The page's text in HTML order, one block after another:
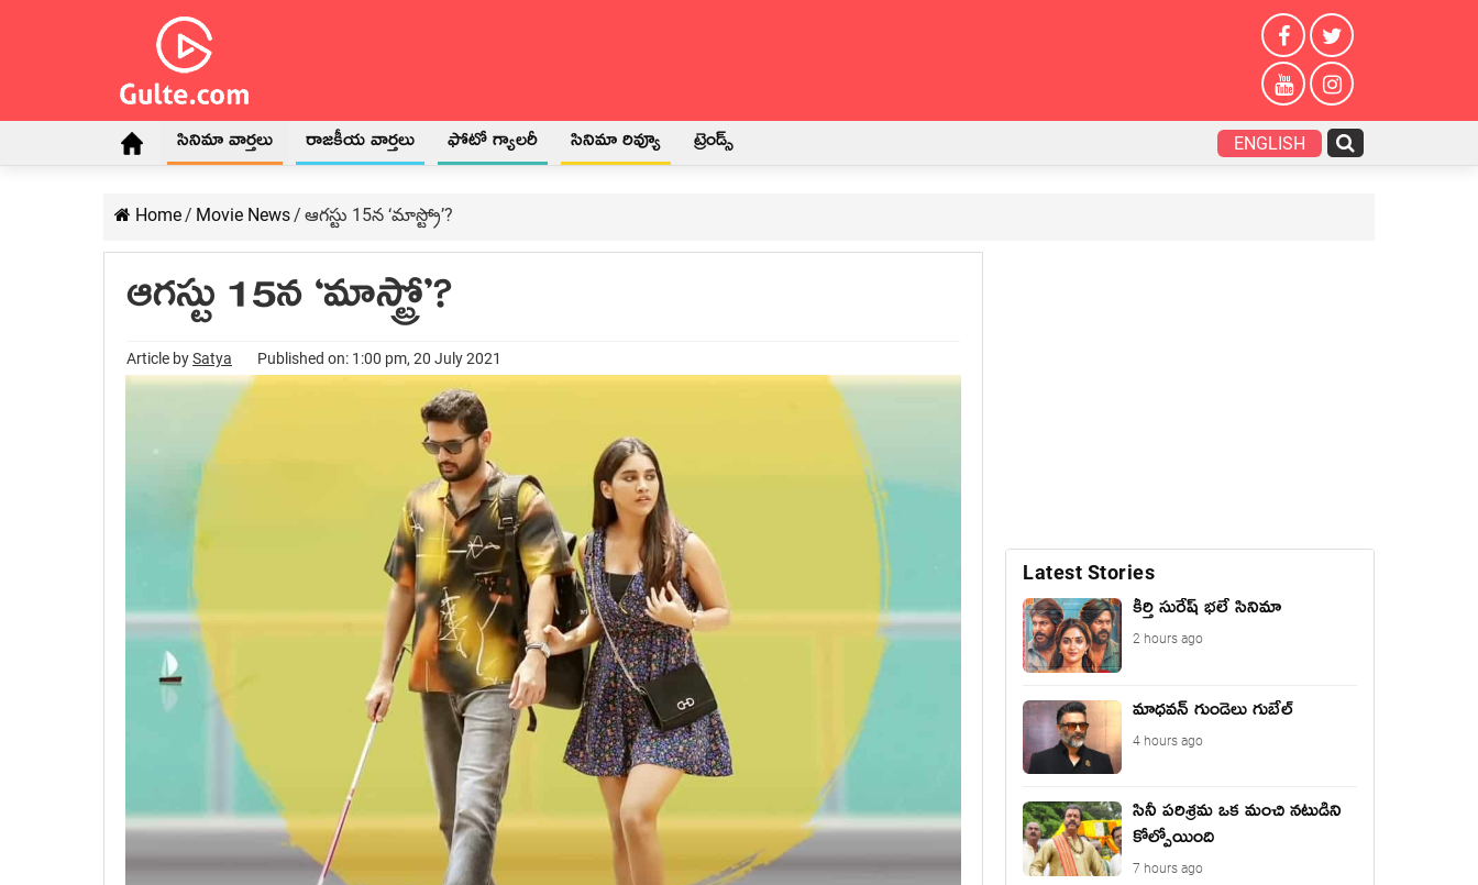
సినిమా వార్తలు రాజకీయ వార్తలు ఫోటో గ్యాలరీ సినిమా రివ్యూ ట్రెండ్స్ ENGLISH
Home/ Movie News/ ఆగస్టు 15న ‘మాస్ట్రో’?
ఆగస్టు 15న ‘మాస్ట్రో’?
Article bySatya Published on: 1:00 pm, 20 July 2021
Latest Stories
కీర్తి సురేష్ భ‌లే సినిమా
2 hours ago
మాధ‌వ‌న్ గుండెలు గుబేల్‌
4 hours ago
సినీ పరిశ్రమ ఒక మంచి నటుడిని
కోల్పోయింది
7 hours ago